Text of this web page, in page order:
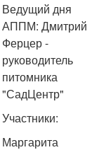
Ведущий дня
АППМ: Дмитрий
Ферцер -
руководитель
питомника
"СадЦентр"
Участники:
Маргарита